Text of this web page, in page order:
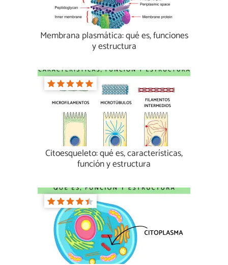
Membrana plasmática: qué es, funciones
y estructura
Citoesqueleto: qué es, características,
función y estructura